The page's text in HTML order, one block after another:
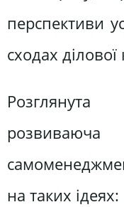
перспективи
сходах ділової
на таких ідеях: